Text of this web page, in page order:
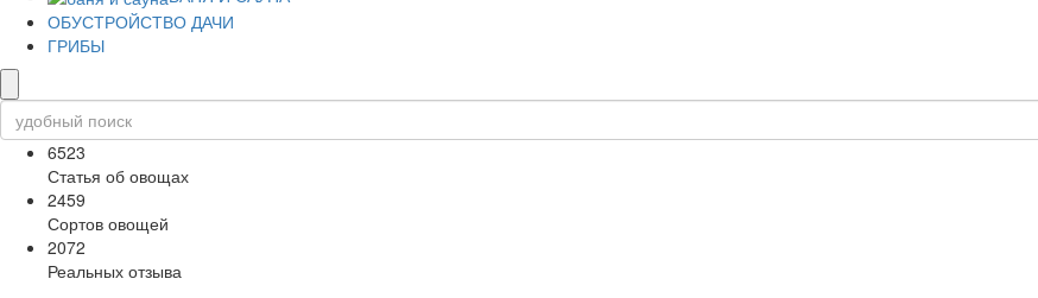
ОБУСТРОЙСТВО ДАЧИ
ГРИБЫ
6523
Статья об овощах
2459
Сортов овощей
2072
Реальных отзыва